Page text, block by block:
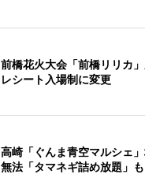
前橋花火大会「前橋リリカ
レシート入場制に変更
高崎「ぐんま青空マルシェ
無法「タマネギ詰め放題」も